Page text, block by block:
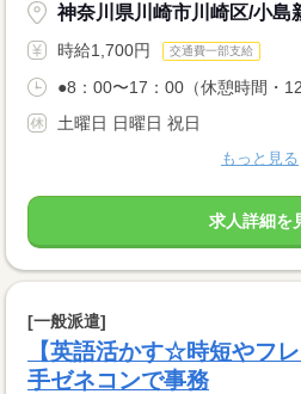
神奈川県川崎市川崎区/小島
時給1,700円 交通費一部支給
●8：00〜17：00（休憩時間・
土曜日 日曜日 祝日
もっと見る
求人詳細を
[一般派遣]
【英語活かす☆時短やフ
手ゼネコンで事務